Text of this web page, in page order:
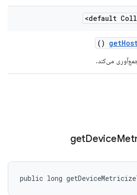
default
get
()
جمع‌آوری می‌کند.
getDevice
public long